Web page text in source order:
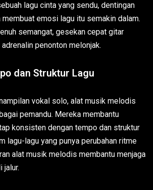
lagu cinta yang sendu, dentingan
membuat emosi lagu itu semakin dalam.
semangat, gesekan cepat gitar
penonton melonjak.
dan Struktur Lagu
vokal solo, alat musik melodis
pemandu. Mereka membantu
konsisten dengan tempo dan struktur
lagu-lagu yang punya perubahan ritme
alat musik melodis membantu menjaga
jalur.